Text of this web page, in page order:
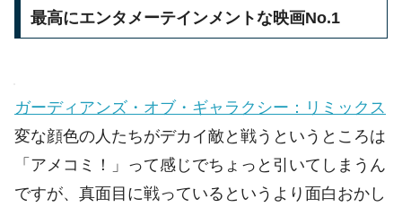
最高にエンタメーテインメントな映画No.1
ガーディアンズ・オブ・ギャラクシー：リミックス
変な顔色の人たちがデカイ敵と戦うというところは
「アメコミ！」って感じでちょっと引いてしまうん
ですが、真面目に戦っているというより面白おかし